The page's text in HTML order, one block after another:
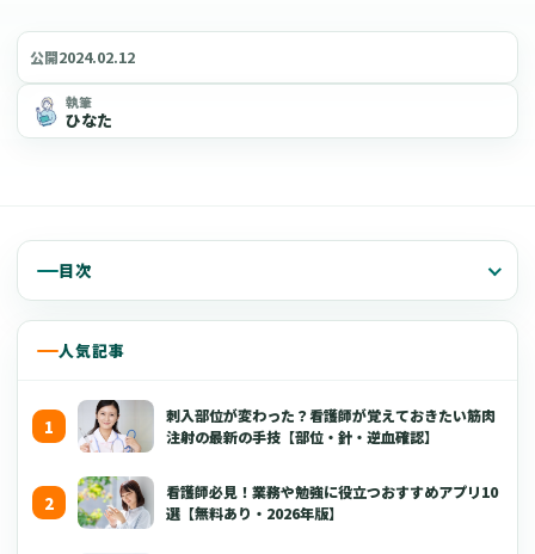
公開2024.02.12
執筆
ひなた
目次
人気記事
刺入部位が変わった？看護師が覚えておきたい筋肉
注射の最新の手技【部位・針・逆血確認】
看護師必見！業務や勉強に役立つおすすめアプリ10
選【無料あり・2026年版】